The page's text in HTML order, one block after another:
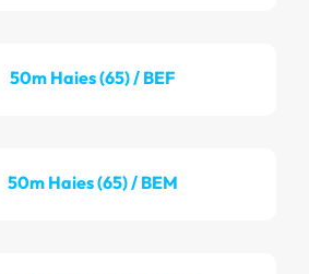
50m Haies (65) / BEF
50m Haies (65) / BEM